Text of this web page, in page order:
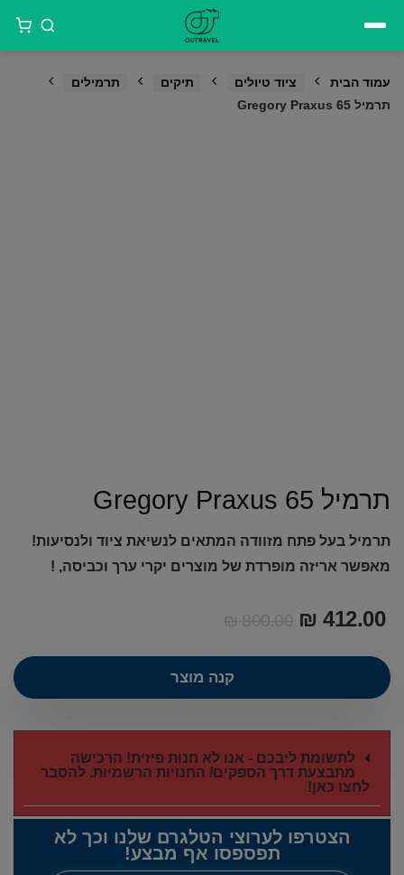
עמוד הבית ציוד טיולים תיקים
תרמילים
תרמיל Gregory Praxus 65
תרמיל Gregory Praxus 65
תרמיל בעל פתח מזוודה המתאים לנשיאת ציוד ולנסיעות!
מאפשר אריזה מופרדת של מוצרים יקרי ערך וכביסה, !
₪800.00 ₪ 412.00
קנה מוצר
לתשומת ליבכם - אנו לא חנות פיזית! הרכישה
מתבצעת דרך הספקים/ החנויות הרשמיות. להסבר
לחצו כאן!
הצטרפו לערוצי הטלגרם שלנו וכך לא
תפספסו אף מבצע!